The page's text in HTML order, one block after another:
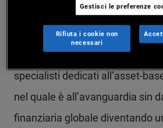
PIMCO dispone di un team
specialisti dedicati all’asset-
nel quale è all’avanguardia sin
finanziaria globale diventando
Gestisci le preferenze
Rifiuta i cookie non
necessari